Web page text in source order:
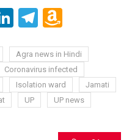
LinkedIn
Telegram
Amazon
List
Agra news in Hindi
Coronavirus infected
Isolation ward
Jamati
UP
UP news